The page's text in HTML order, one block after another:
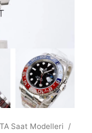
Saat Modelleri